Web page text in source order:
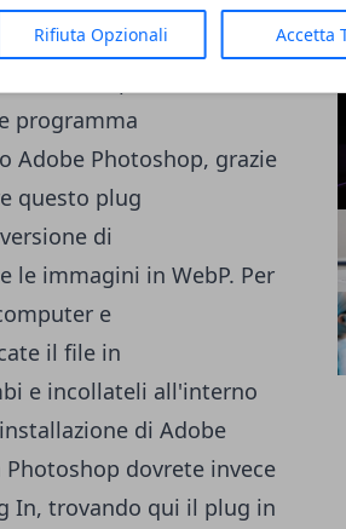
Rifiuta Opzionali Accetta
in WebP in altro
programma
Adobe Photoshop, grazie
questo plug
di
le immagini in WebP. Per
e
il file in
e incollateli all'interno
di Adobe
Photoshop dovrete invece
In, trovando qui il plug in